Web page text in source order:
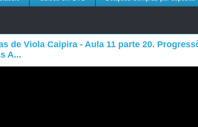
de Viola Caipira - Aula 11 parte 20.
A...